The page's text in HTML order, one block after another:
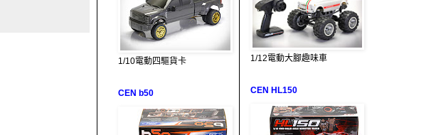
1/10電動四驅貨卡
CEN b50
1/12電動大腳趣味車
CEN HL150